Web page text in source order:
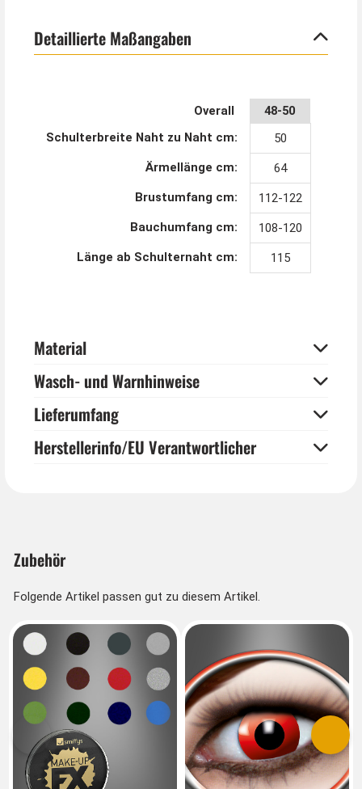
Mit etwas roter Schminke für das Gesicht runden Sie
den Look perfekt ab.
Detaillierte Maßangaben
Overall
48-50
Schulterbreite Naht zu Naht cm:
50
Ärmellänge cm:
64
Brustumfang cm:
112-122
Bauchumfang cm:
108-120
Länge ab Schulternaht cm:
115
Material
Wasch- und Warnhinweise
Lieferumfang
Herstellerinfo/EU Verantwortlicher
Zubehör
Folgende Artikel passen gut zu diesem Artikel.
Vorherige